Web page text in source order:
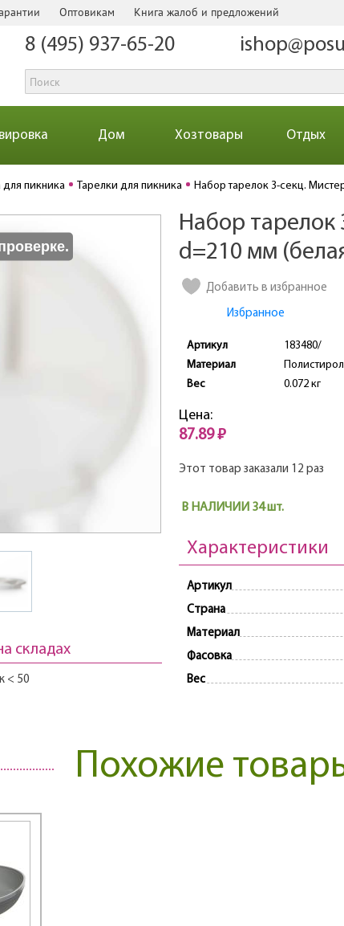
Оптовикам Книга жалоб и предложений
8 (495) 937-65-20
Дом Хозтовары Отдых
пикника Тарелки для пикника Набор тарелок 3-секц.
складах
< 50
Набор тарелок
d=210 мм
Добавить в избранное
Избранное
Артикул
183480/
Материал
Полистирол
Вес
0.072 кг
Цена:
87.89 ₽
Этот товар заказали 12 раз
В НАЛИЧИИ 34 шт.
Характеристики
Артикул
Страна
Материал
Фасовка
Вес
Количество
Похожие